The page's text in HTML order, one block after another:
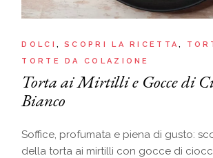
DOLCI SCOPRI LA RICETTA
TORTE DA COLAZIONE
Torta ai Mirtilli e Gocce di
Bianco
Soffice, profumata e piena di gusto:
della torta ai mirtilli con gocce di